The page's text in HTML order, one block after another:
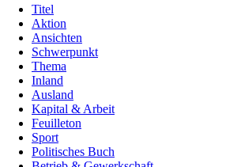
Titel
Aktion
Ansichten
Schwerpunkt
Thema
Inland
Ausland
Kapital & Arbeit
Feuilleton
Sport
Politisches Buch